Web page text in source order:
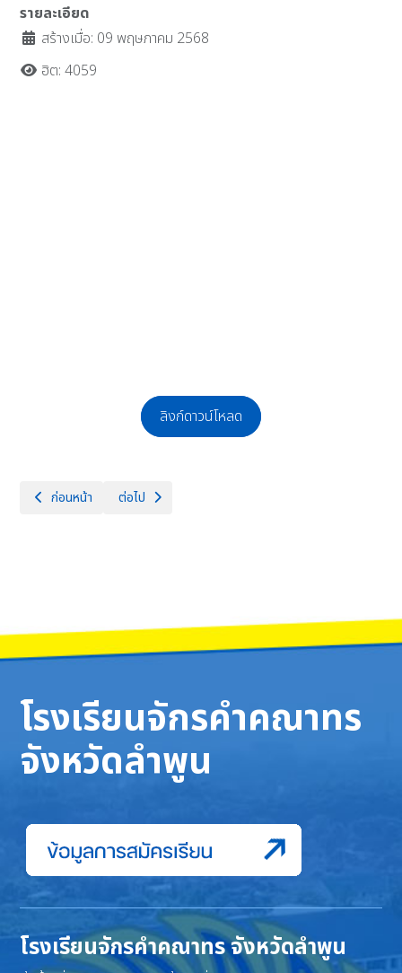
รายละเอียด
สร้างเมื่อ: 09 พฤษภาคม 2568
ฮิต: 4059
ลิงก์ดาวน์โหลด
เนื้อหาก่อนหน้า: ประกาศรับสมัครสอบคัดเลือกบุคคลเพื่อจ้างเป็นลูกจ้างเห
ก่อนหน้า เนื้อหาถัดไป: ประกาศโรงเรียนจักรคำคณาทร จังหวัดลำพู
ต่อไป
โรงเรียนจักรคำคณาทร
จังหวัดลำพูน
โรงเรียนจักรคำคณาทร จังหวัดลำพูน